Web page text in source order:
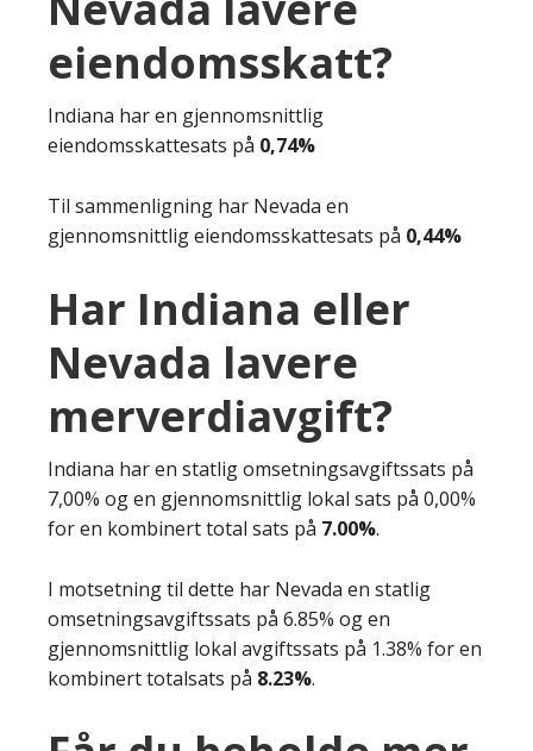
eiendomsskatt?
Indiana har en gjennomsnittlig
eiendomsskattesats på 0,74%
Til sammenligning har Nevada en
gjennomsnittlig eiendomsskattesats på 0,44%
Har Indiana eller
Nevada lavere
merverdiavgift?
Indiana har en statlig omsetningsavgiftssats på
7,00% og en gjennomsnittlig lokal sats på 0,00%
for en kombinert total sats på 7.00%.
I motsetning til dette har Nevada en statlig
omsetningsavgiftssats på 6.85% og en
gjennomsnittlig lokal avgiftssats på 1.38% for en
kombinert totalsats på 8.23%.